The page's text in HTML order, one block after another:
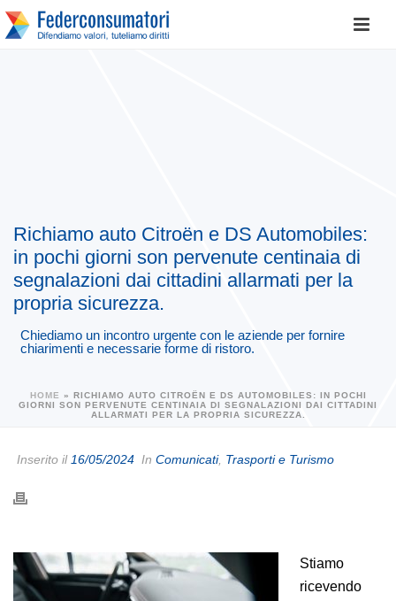
Richiamo auto Citroën e DS Automobiles:
in pochi giorni son pervenute centinaia di
segnalazioni dai cittadini allarmati per la
propria sicurezza.
Chiediamo un incontro urgente con le aziende per fornire
chiarimenti e necessarie forme di ristoro.
HOME » RICHIAMO AUTO CITROËN E DS AUTOMOBILES: IN POCHI
GIORNI SON PERVENUTE CENTINAIA DI SEGNALAZIONI DAI CITTADINI
ALLARMATI PER LA PROPRIA SICUREZZA.
Inserito il 16/05/2024 In Comunicati, Trasporti e Turismo
Stiamo
ricevendo